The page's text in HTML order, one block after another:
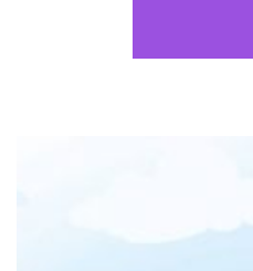
направимо своје